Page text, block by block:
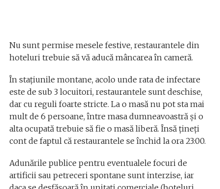
Nu sunt permise mesele festive, restaurantele din
hoteluri trebuie să vă aducă mâncarea în cameră.
În stațiunile montane, acolo unde rata de infectare
este de sub 3 locuitori, restaurantele sunt deschise,
dar cu reguli foarte stricte. La o masă nu pot sta mai
mult de 6 persoane, între masa dumneavoastră și o
alta ocupată trebuie să fie o masă liberă. Însă țineți
cont de faptul că restaurantele se închid la ora 23:00.
Adunările publice pentru eventualele focuri de
artificii sau petreceri spontane sunt interzise, iar